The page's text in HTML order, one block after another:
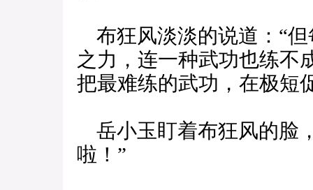
布狂风淡淡的说道：“
之力，连一种武功也练不
把最难练的武功，在极短
岳小玉盯着布狂风的脸
啦！”